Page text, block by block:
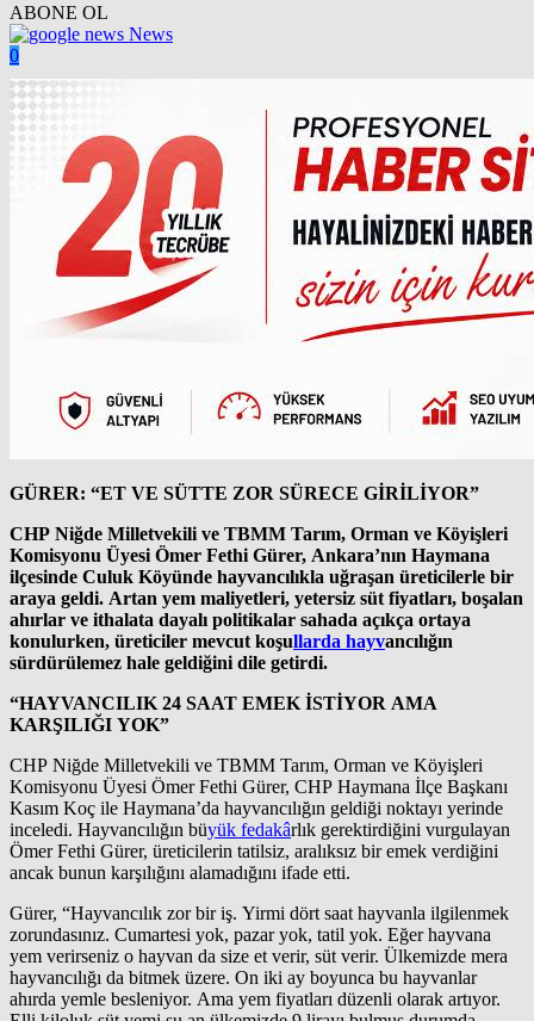
ABONE OL
News
0
GÜRER: “ET VE SÜTTE ZOR SÜRECE GİRİLİYOR”
CHP Niğde Milletvekili ve TBMM Tarım, Orman ve Köyişleri
Komisyonu Üyesi Ömer Fethi Gürer, Ankara’nın Haymana
ilçesinde Culuk Köyünde hayvancılıkla uğraşan üreticilerle bir
araya geldi. Artan yem maliyetleri, yetersiz süt fiyatları, boşalan
ahırlar ve ithalata dayalı politikalar sahada açıkça ortaya
konulurken, üreticiler mevcut koşullarda hayvancılığın
sürdürülemez hale geldiğini dile getirdi.
“HAYVANCILIK 24 SAAT EMEK İSTİYOR AMA
KARŞILIĞI YOK”
CHP Niğde Milletvekili ve TBMM Tarım, Orman ve Köyişleri
Komisyonu Üyesi Ömer Fethi Gürer, CHP Haymana İlçe Başkanı
Kasım Koç ile Haymana’da hayvancılığın geldiği noktayı yerinde
inceledi. Hayvancılığın büyük fedakârlık gerektirdiğini vurgulayan
Ömer Fethi Gürer, üreticilerin tatilsiz, aralıksız bir emek verdiğini
ancak bunun karşılığını alamadığını ifade etti.
Gürer, “Hayvancılık zor bir iş. Yirmi dört saat hayvanla ilgilenmek
zorundasınız. Cumartesi yok, pazar yok, tatil yok. Eğer hayvana
yem verirseniz o hayvan da size et verir, süt verir. Ülkemizde mera
hayvancılığı da bitmek üzere. On iki ay boyunca bu hayvanlar
ahırda yemle besleniyor. Ama yem fiyatları düzenli olarak artıyor.